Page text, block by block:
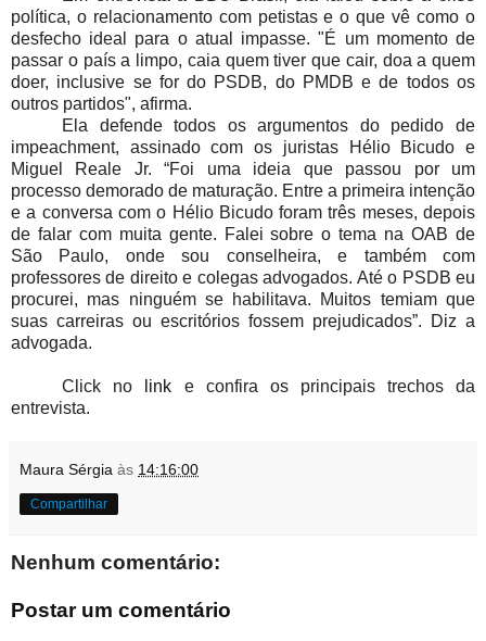
política, o relacionamento com petistas e o que vê como o
desfecho ideal para o atual impasse. "É um momento de
passar o país a limpo, caia quem tiver que cair, doa a quem
doer, inclusive se for do PSDB, do PMDB e de todos os
outros partidos", afirma.
Ela defende todos os argumentos do pedido de
impeachment, assinado com os juristas Hélio Bicudo e
Miguel Reale Jr. “Foi uma ideia que passou por um
processo demorado de maturação. Entre a primeira intenção
e a conversa com o Hélio Bicudo foram três meses, depois
de falar com muita gente. Falei sobre o tema na OAB de
São Paulo, onde sou conselheira, e também com
professores de direito e colegas advogados. Até o PSDB eu
procurei, mas ninguém se habilitava. Muitos temiam que
suas carreiras ou escritórios fossem prejudicados”. Diz a
advogada.
Click no link e confira os principais trechos da
entrevista.
Maura Sérgia às 14:16:00
Compartilhar
Nenhum comentário:
Postar um comentário